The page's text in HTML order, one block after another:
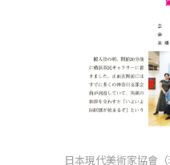
日本現代美術家協會